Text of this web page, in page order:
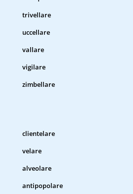
trivellare
uccellare
vallare
vigilare
zimbellare
clientelare
velare
alveolare
antipopolare